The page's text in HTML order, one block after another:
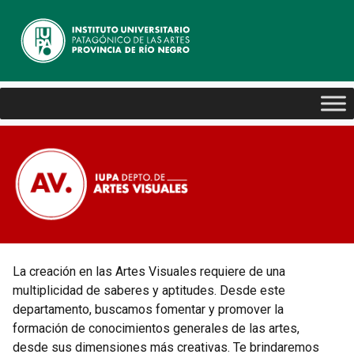
La creación en las Artes Visuales requiere de una
multiplicidad de saberes y aptitudes. Desde este
departamento, buscamos fomentar y promover la
formación de conocimientos generales de las artes,
desde sus dimensiones más creativas. Te brindaremos